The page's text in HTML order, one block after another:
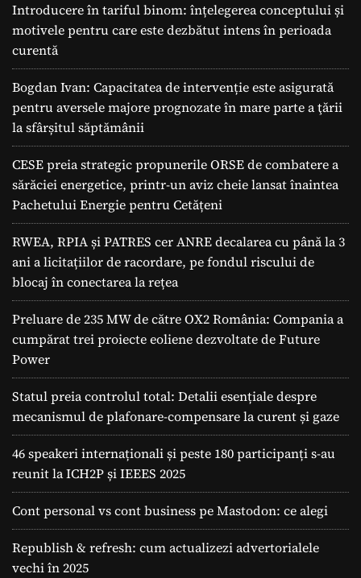
Introducere în tariful binom: înțelegerea conceptului și
motivele pentru care este dezbătut intens în perioada
curentă
Bogdan Ivan: Capacitatea de intervenție este asigurată
pentru aversele majore prognozate în mare parte a ţării
la sfârșitul săptămânii
CESE preia strategic propunerile ORSE de combatere a
sărăciei energetice, printr-un aviz cheie lansat înaintea
Pachetului Energie pentru Cetățeni
RWEA, RPIA și PATRES cer ANRE decalarea cu până la 3
ani a licitațiilor de racordare, pe fondul riscului de
blocaj în conectarea la rețea
Preluare de 235 MW de către OX2 România: Compania a
cumpărat trei proiecte eoliene dezvoltate de Future
Power
Statul preia controlul total: Detalii esențiale despre
mecanismul de plafonare-compensare la curent și gaze
46 speakeri internaționali și peste 180 participanți s-au
reunit la ICH2P și IEEES 2025
Cont personal vs cont business pe Mastodon: ce alegi
Republish & refresh: cum actualizezi advertorialele
vechi în 2025